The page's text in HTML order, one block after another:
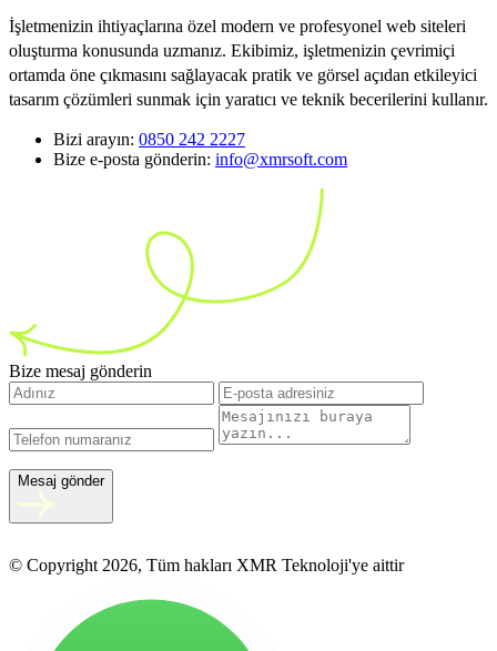
İşletmenizin ihtiyaçlarına özel modern ve profesyonel web siteleri
oluşturma konusunda uzmanız. Ekibimiz, işletmenizin çevrimiçi
ortamda öne çıkmasını sağlayacak pratik ve görsel açıdan etkileyici
tasarım çözümleri sunmak için yaratıcı ve teknik becerilerini kullanır.
Bizi arayın: 0850 242 2227
Bize e-posta gönderin: info@xmrsoft.com
Bize mesaj gönderin
Mesaj gönder
© Copyright 2026, Tüm hakları XMR Teknoloji'ye aittir